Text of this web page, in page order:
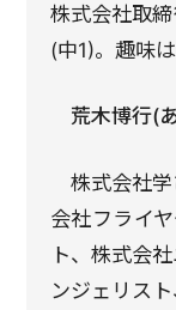
株式会社取
(中1)。趣味は
荒木博行(
株式会社
会社フライ
ト、株式会
ンジェリス